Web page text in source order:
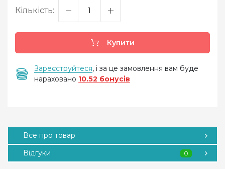
Кількість:
Купити
Зареєструйтеся, і за це замовлення вам буде
нараховано 10.52 бонусів
Все про товар
Відгуки
0